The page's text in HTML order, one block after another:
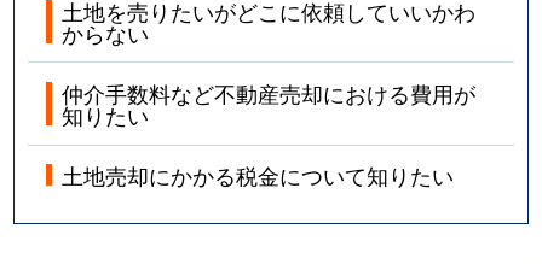
土地を売りたいがどこに依頼していいかわ
からない
仲介手数料など不動産売却における費用が
知りたい
土地売却にかかる税金について知りたい